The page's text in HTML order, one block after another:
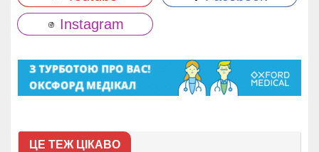
Instagram
ЦЕ ТЕЖ ЦІКАВО